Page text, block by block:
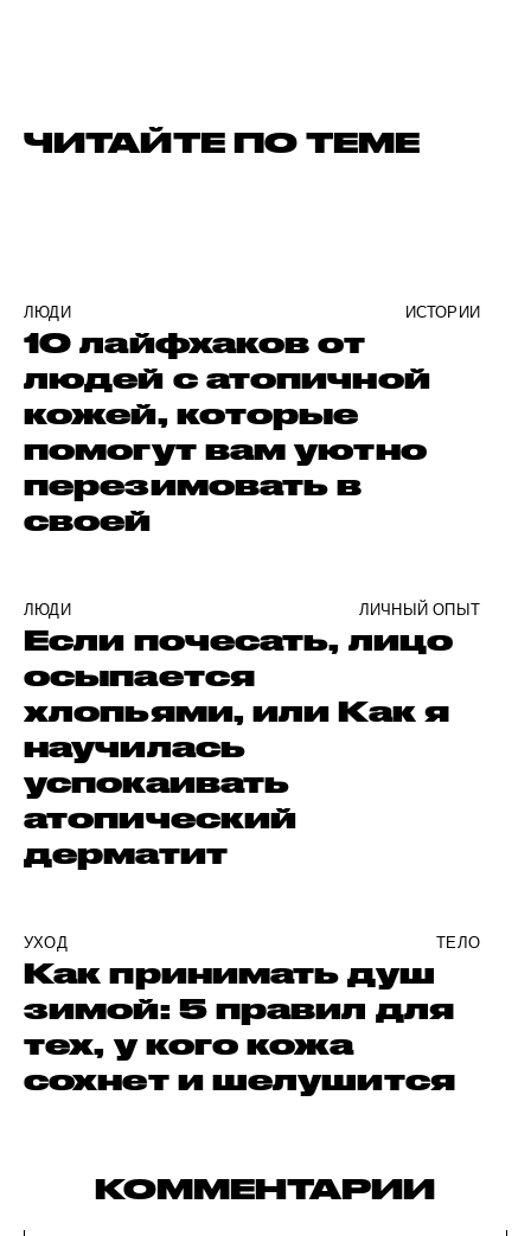
ЧИТАЙТЕ ПО ТЕМЕ
ЛЮДИ ИСТОРИИ
10 лайфхаков от
людей с атопичной
кожей, которые
помогут вам уютно
перезимовать в
своей
ЛЮДИ ЛИЧНЫЙ ОПЫТ
Если почесать, лицо
осыпается
хлопьями, или Как я
научилась
успокаивать
атопический
дерматит
УХОД ТЕЛО
Как принимать душ
зимой: 5 правил для
тех, у кого кожа
сохнет и шелушится
КОММЕНТАРИИ